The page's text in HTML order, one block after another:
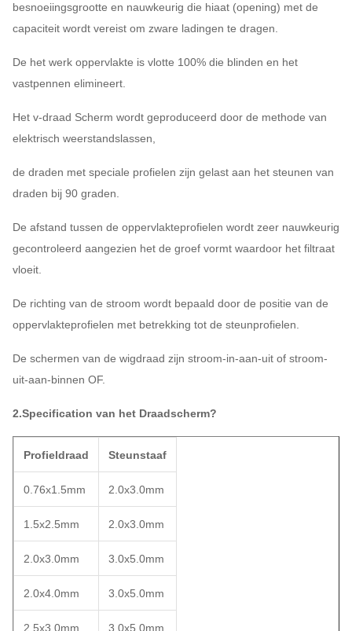
besnoeiingsgrootte en nauwkeurig die hiaat (opening) met de
capaciteit wordt vereist om zware ladingen te dragen.
De het werk oppervlakte is vlotte 100% die blinden en het
vastpennen elimineert.
Het v-draad Scherm wordt geproduceerd door de methode van
elektrisch weerstandslassen,
de draden met speciale profielen zijn gelast aan het steunen van
draden bij 90 graden.
De afstand tussen de oppervlakteprofielen wordt zeer nauwkeurig
gecontroleerd aangezien het de groef vormt waardoor het filtraat
vloeit.
De richting van de stroom wordt bepaald door de positie van de
oppervlakteprofielen met betrekking tot de steunprofielen.
De schermen van de wigdraad zijn stroom-in-aan-uit of stroom-
uit-aan-binnen OF.
2.Specification van het Draadscherm?
Profieldraad Steunstaaf
0.76x1.5mm 2.0x3.0mm
1.5x2.5mm 2.0x3.0mm
2.0x3.0mm 3.0x5.0mm
2.0x4.0mm 3.0x5.0mm
2.5x3.0mm 3.0x5.0mm